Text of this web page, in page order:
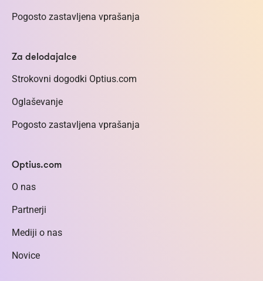
Pogosto zastavljena vprašanja
Za delodajalce
Strokovni dogodki Optius.com
Oglaševanje
Pogosto zastavljena vprašanja
Optius.com
O nas
Partnerji
Mediji o nas
Novice